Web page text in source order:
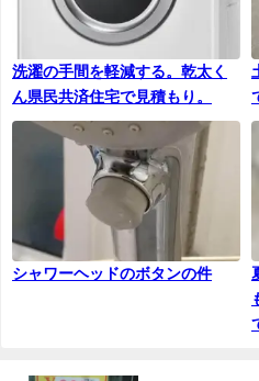
洗濯の手間を軽減する。乾太く
ん県民共済住宅で見積もり。
シャワーヘッドのボタンの件